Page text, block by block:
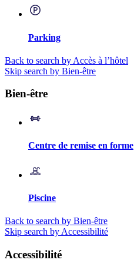
Parking
Back to search by Accès à l’hôtel
Skip search by Bien-être
Bien-être
Centre de remise en forme
Piscine
Back to search by Bien-être
Skip search by Accessibilité
Accessibilité